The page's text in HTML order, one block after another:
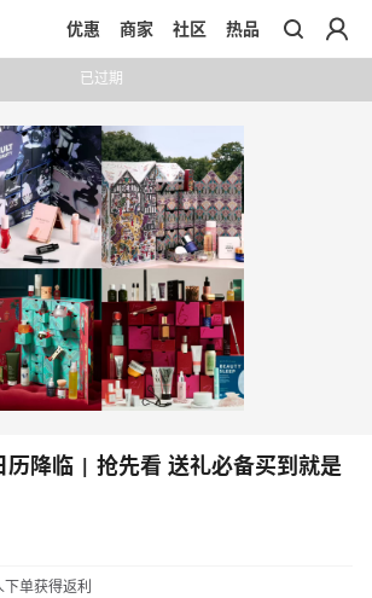
优惠 商家 社区 热品
已过期
历降临 | 抢先看 送礼必备买到就是
下单获得返利